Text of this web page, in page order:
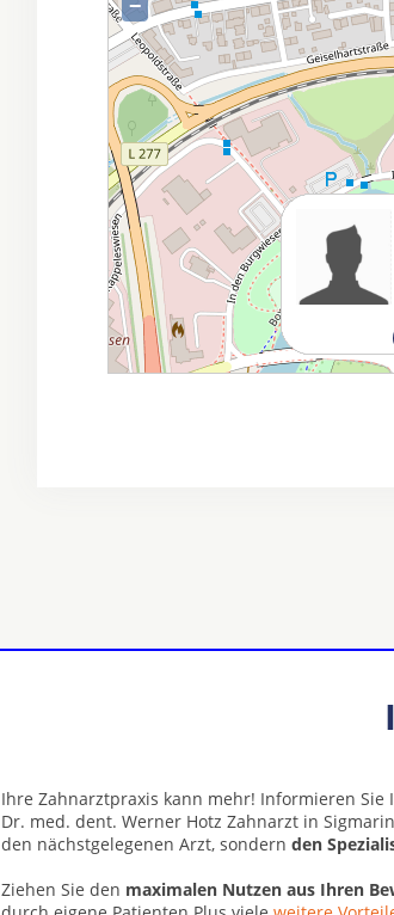
Ihre Zahnarztpraxis kann mehr! Informieren
Dr. med. dent. Werner Hotz Zahnarzt in
den nächstgelegenen Arzt, sondern den
Ziehen Sie den maximalen Nutzen aus Ihren